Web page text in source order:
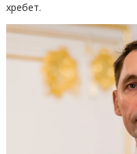
хребет.